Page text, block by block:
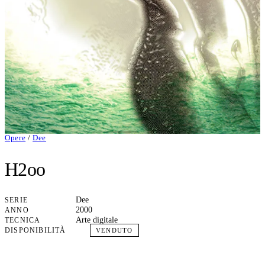
Opere /Dee
H2oo
SERIE Dee
ANNO 2000
TECNICA Arte digitale
DISPONIBILITÀ VENDUTO